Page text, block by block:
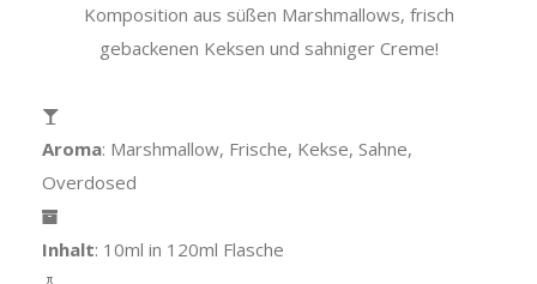
Komposition aus süßen Marshmallows, frisch
gebackenen Keksen und sahniger Creme!
Aroma: Marshmallow, Frische, Kekse, Sahne,
Overdosed
Inhalt: 10ml in 120ml Flasche